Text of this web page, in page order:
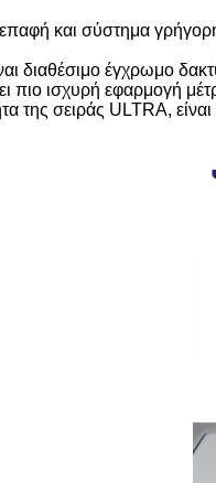
και σύστημα
διαθέσιμο έγχρωμο
πιο ισχυρή εφαρμογή
της σειράς ULTRA,